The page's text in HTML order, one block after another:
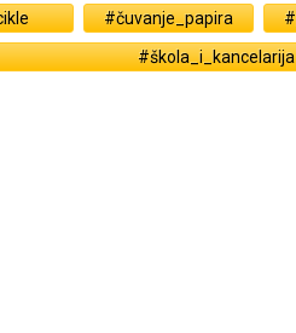
#čuvanje_papira
#škola_i_kancelarija